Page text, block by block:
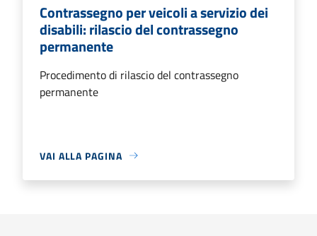
Contrassegno per veicoli a servizio dei
disabili: rilascio del contrassegno
permanente
Procedimento di rilascio del contrassegno
permanente
VAI ALLA PAGINA